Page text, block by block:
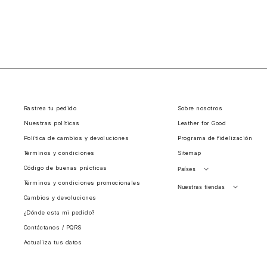
Rastrea tu pedido
Nuestras políticas
Política de cambios y devoluciones
Términos y condiciones
Código de buenas prácticas
Términos y condiciones promocionales
Cambios y devoluciones
¿Dónde esta mi pedido?
Contáctanos / PQRS
Actualiza tus datos
Sobre nosotros
Leather for Good
Programa de fidelización
Sitemap
Países
Perú
Nuestras tiendas